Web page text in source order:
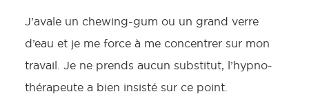
J’avale un chewing-gum ou un grand verre
d’eau et je me force à me concentrer sur mon
travail. Je ne prends aucun substitut, l’hypno-
thérapeute a bien insisté sur ce point.